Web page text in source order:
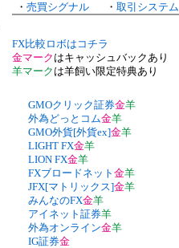
・ 売買シグナル ・ 取引システム
FX比較ロボはコチラ
金マーク はキャッシュバックあり
羊マーク は羊飼い限定特典あり
GMOクリック証券金羊
外為どっとコム金羊
GMO外貨[外貨ex]金羊
LIGHT FX金羊
LION FX金羊
FXブロードネット 金羊
JFX[マトリックス]金羊
みんなのFX金羊
アイネット証券羊
外為オンライン金羊
IG証券金